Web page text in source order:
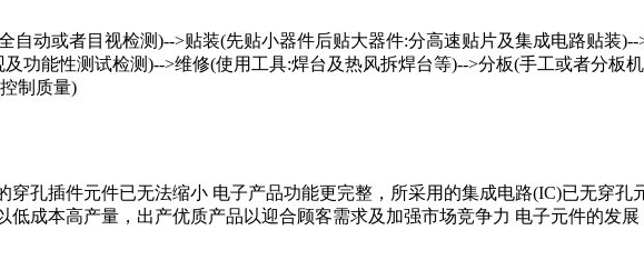
自动或者目视检测)-->贴装(先贴小器件后贴大器件:分高速贴片及集成电路贴装
功能性测试检测)-->维修(使用工具:焊台及热风拆焊台等)-->分板(手工或者分板
制质量)
穿孔插件元件已无法缩小 电子产品功能更完整，所采用的集成电路(IC)已无穿
低成本高产量，出产优质产品以迎合顾客需求及加强市场竞争力 电子元件的发